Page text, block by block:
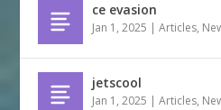
ce evasion
Jan 1, 2025 |Articles,
jetscool
Jan 1, 2025 |Articles,